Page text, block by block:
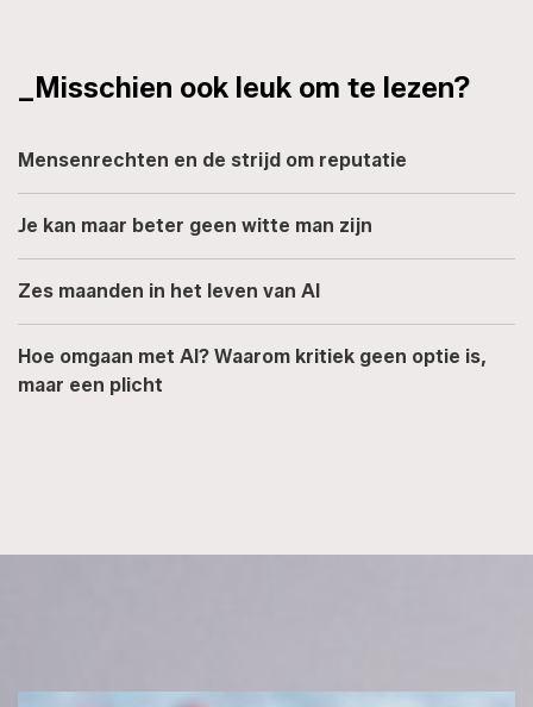
_Misschien ook leuk om te lezen?
Mensenrechten en de strijd om reputatie
Je kan maar beter geen witte man zijn
Zes maanden in het leven van AI
Hoe omgaan met AI? Waarom kritiek geen optie is,
maar een plicht